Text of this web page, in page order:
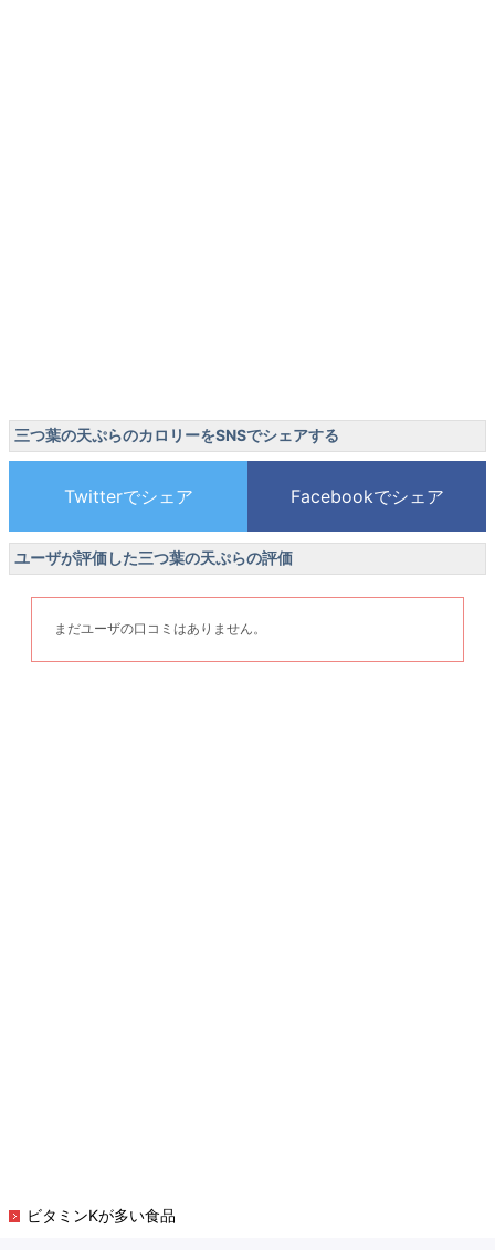
三つ葉の天ぷらのカロリーをSNSでシェアする
ユーザが評価した三つ葉の天ぷらの評価
まだユーザの口コミはありません。
ビタミンKが多い食品